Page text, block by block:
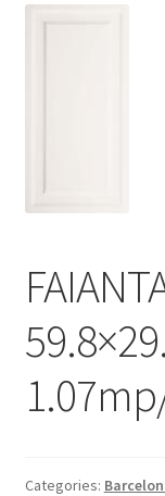
Contact
Plata si Livrare
Politică de
Politica de
Categories: